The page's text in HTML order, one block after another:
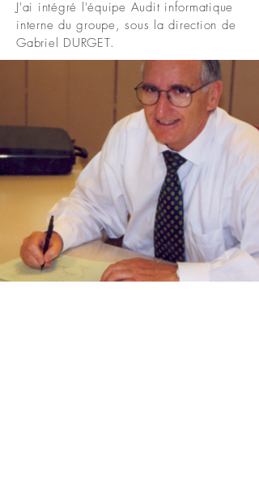
J'ai intégré l'équipe Audit informatique
interne du groupe, sous la direction de
Gabriel DURGET.